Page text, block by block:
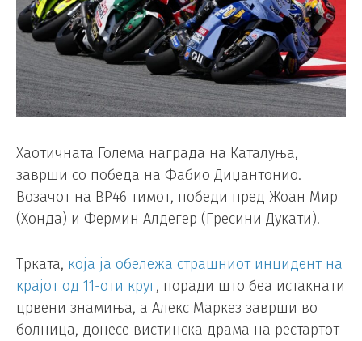
Хаотичната Голема награда на Каталуња,
заврши со победа на Фабио Диџантонио.
Возачот на ВР46 тимот, победи пред Жоан Мир
(Хонда) и Фермин Алдегер (Гресини Дукати).
Трката, која ја обележа страшниот инцидент на
крајот од 11-оти круг, поради што беа истакнати
црвени знамиња, а Алекс Маркез заврши во
болница, донесе вистинска драма на рестартот